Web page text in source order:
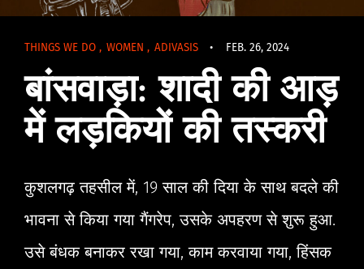
THINGS WE DO , WOMEN , ADIVASIS • FEB. 26, 2024
बांसवाड़ा: शादी की आड़
में लड़कियों की तस्करी
कुशलगढ़ तहसील में, 19 साल की दिया के साथ बदले की
भावना से किया गया गैंगरेप, उसके अपहरण से शुरू हुआ.
उसे बंधक बनाकर रखा गया, काम करवाया गया, हिंसक